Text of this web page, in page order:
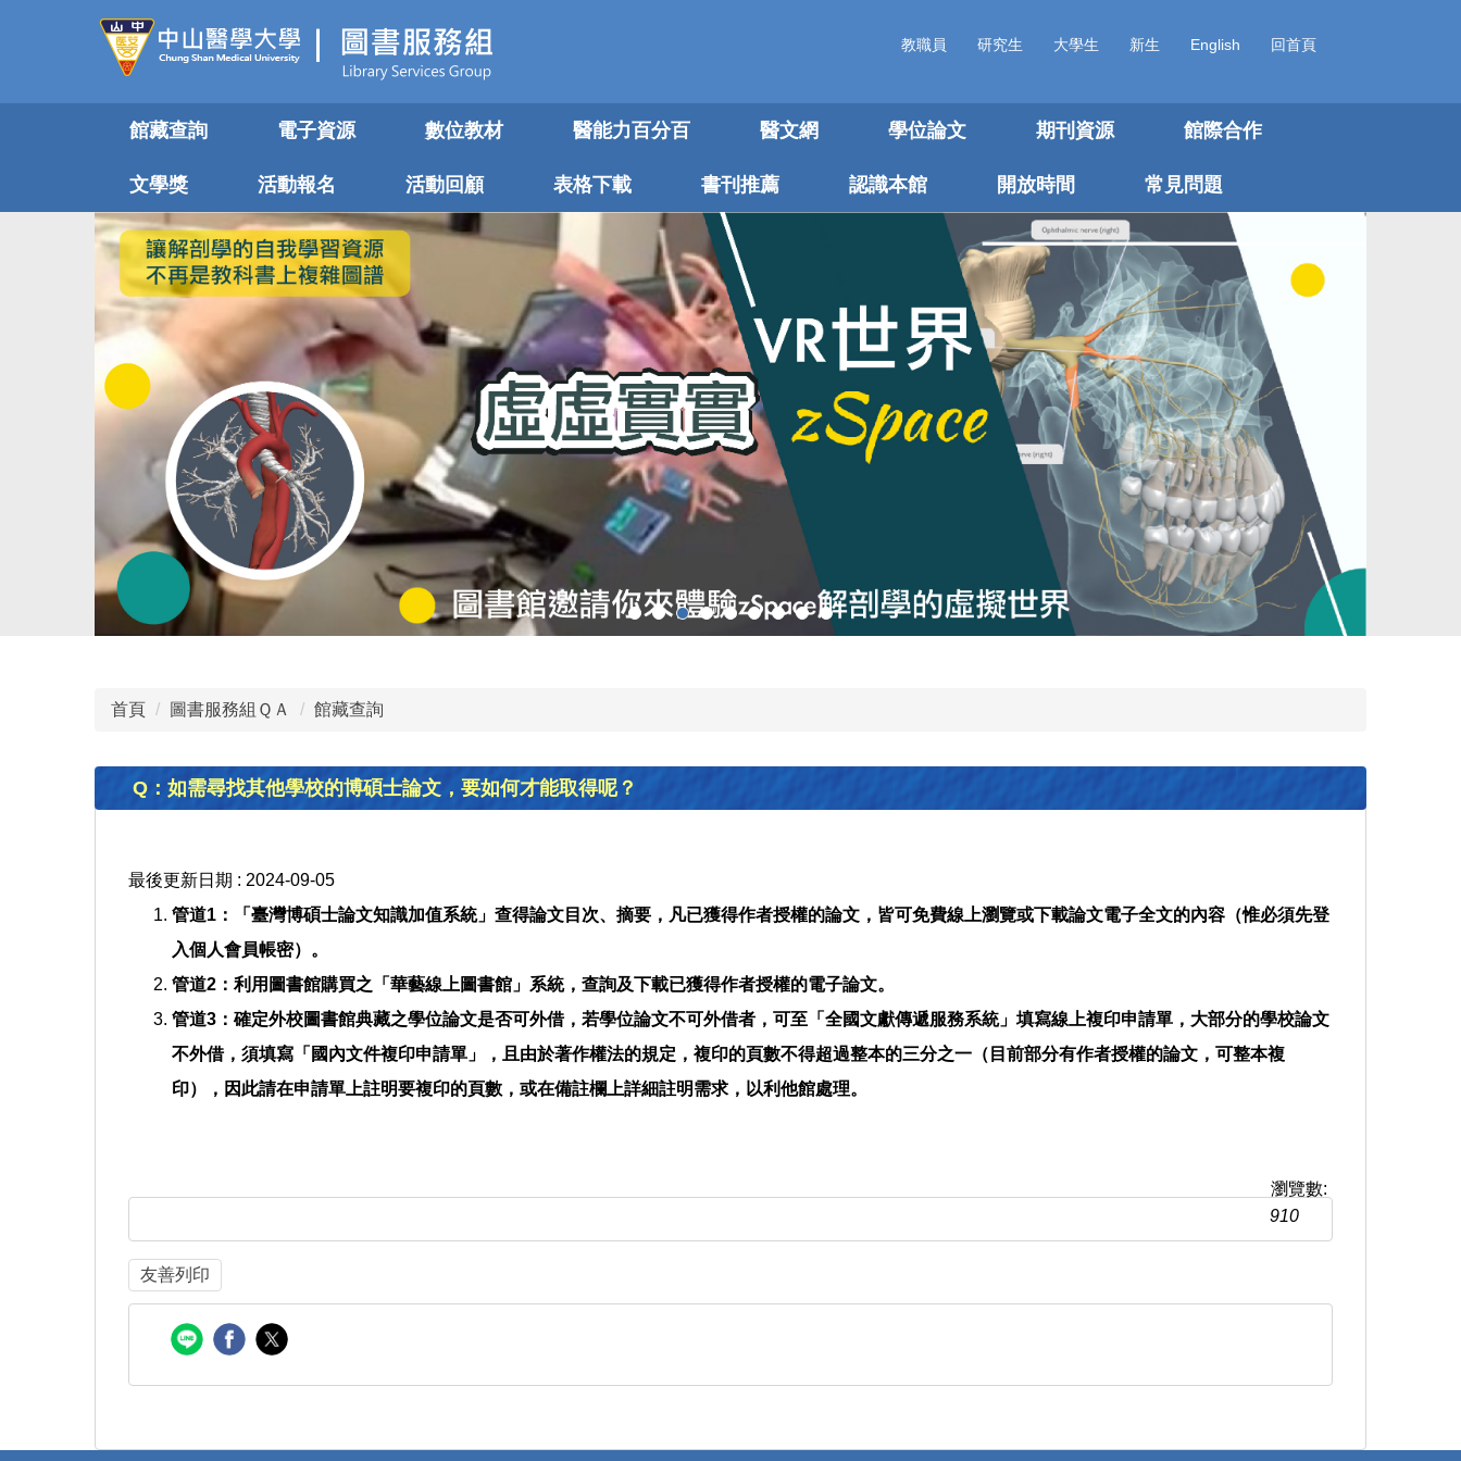
教職員 研究生 大學生 新生 English 回首頁
館藏查詢 電子資源 數位教材 醫能力百分百 醫文網 學位論文 期刊資源 館際合作
文學獎 活動報名 活動回顧 表格下載 書刊推薦 認識本館 開放時間 常見問題
首頁 圖書服務組ＱＡ 館藏查詢
Q：如需尋找其他學校的博碩士論文，要如何才能取得呢？
最後更新日期 : 2024-09-05
管道1：「臺灣博碩士論文知識加值系統」查得論文目次、摘要，凡已獲得作者授權的論文，皆可免費線上瀏覽或下載論文電子全文的內容（惟必須先登
入個人會員帳密）。
管道2：利用圖書館購買之「華藝線上圖書館」系統，查詢及下載已獲得作者授權的電子論文。
管道3：確定外校圖書館典藏之學位論文是否可外借，若學位論文不可外借者，可至「全國文獻傳遞服務系統」填寫線上複印申請單，大部分的學校論文
不外借，須填寫「國內文件複印申請單」，且由於著作權法的規定，複印的頁數不得超過整本的三分之一（目前部分有作者授權的論文，可整本複
印），因此請在申請單上註明要複印的頁數，或在備註欄上詳細註明需求，以利他館處理。
瀏覽數:
910
友善列印